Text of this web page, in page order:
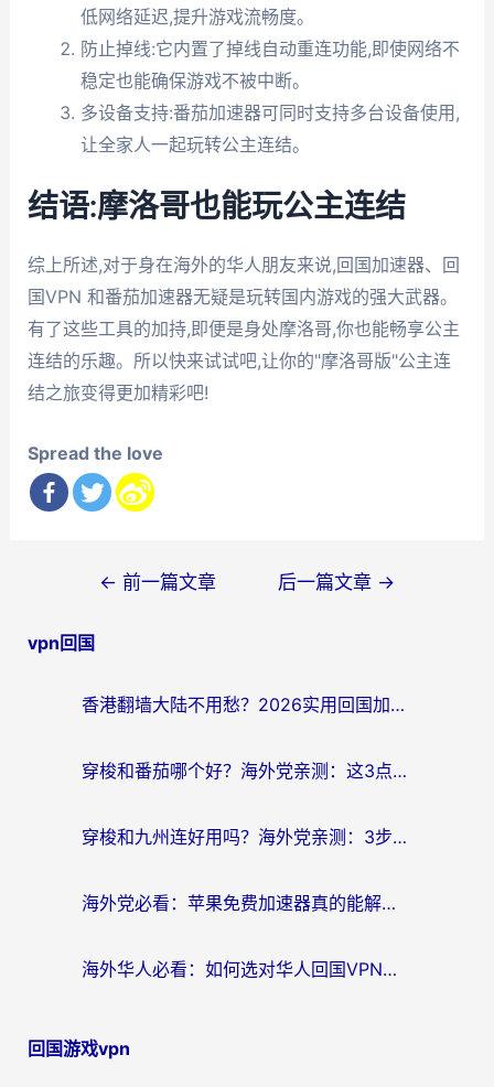
低网络延迟,提升游戏流畅度。
防止掉线:它内置了掉线自动重连功能,即使网络不
稳定也能确保游戏不被中断。
多设备支持:番茄加速器可同时支持多台设备使用,
让全家人一起玩转公主连结。
结语:摩洛哥也能玩公主连结
综上所述,对于身在海外的华人朋友来说,回国加速器、回
国VPN 和番茄加速器无疑是玩转国内游戏的强大武器。
有了这些工具的加持,即便是身处摩洛哥,你也能畅享公主
连结的乐趣。所以快来试试吧,让你的"摩洛哥版"公主连
结之旅变得更加精彩吧!
Spread the love
导
← 前一篇文章 后一篇文章 →
vpn回国
香港翻墙大陆不用愁？2026实用回国加速器指南：从选到用一步到位
穿梭和番茄哪个好？海外党亲测：这3点帮你选对回国加速器
穿梭和九州连好用吗？海外党亲测：3步选对回国加速器，无缝刷国内剧玩国服
海外党必看：苹果免费加速器真的能解决回国访问难题吗？附实测对比与全平台方案
海外华人必看：如何选对华人回国VPN，无缝刷国内剧、玩手游？
回国游戏vpn